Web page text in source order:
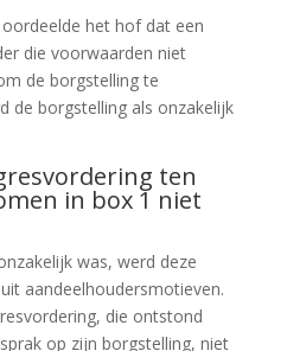
het hof dat een
die voorwaarden niet
de borgstelling te
de borgstelling als onzakelijk
ten
in box 1 niet
was, werd deze
aandeelhoudersmotieven.
die ontstond
op zijn borgstelling, niet